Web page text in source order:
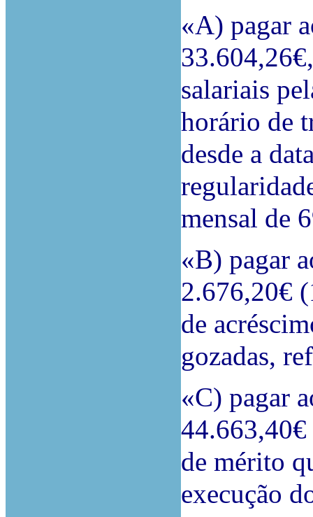
«A) pagar
salariais
horário de
desde a
mensal de
«B) pagar
2.676,20€
de
gozadas,
«C) pagar
44.663,40€
de mérito
execução